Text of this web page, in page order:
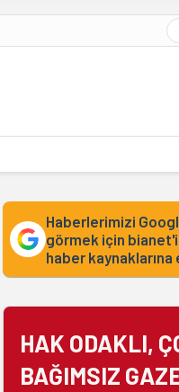
Haberlerimizi
görmek için
haber
HAK ODAKLI,
BAĞIMSIZ